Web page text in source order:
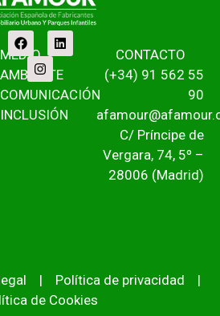
MEDIO
AMBIENTE
COMUNICACIÓN
INCLUSIÓN
CONTACTO
(+34) 91 562 55
90
C/ Príncipe de
Vergara, 74, 5º –
28006 (Madrid)
| Política de privacidad |
de Cookies